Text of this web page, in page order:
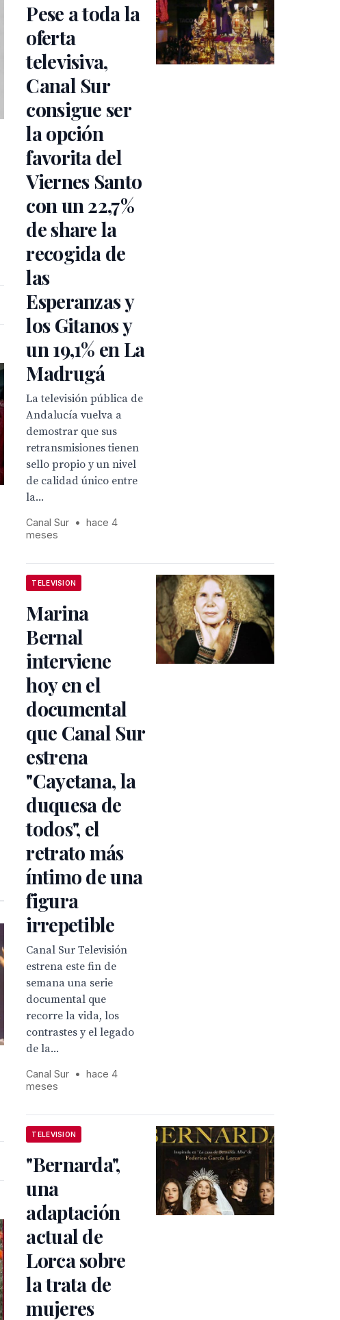
Pese a toda la
oferta
televisiva,
Canal Sur
consigue ser
la opción
favorita del
Viernes Santo
con un 22,7%
de share la
recogida de
las
Esperanzas y
los Gitanos y
un 19,1% en La
Madrugá
La televisión pública de
Andalucía vuelva a
demostrar que sus
retransmisiones tienen
sello propio y un nivel
de calidad único entre
la...
Canal Sur •
hace 4
meses
TELEVISION
Marina
Bernal
interviene
hoy en el
documental
que Canal Sur
estrena
"Cayetana, la
duquesa de
todos", el
retrato más
íntimo de una
figura
irrepetible
Canal Sur Televisión
estrena este fin de
semana una serie
documental que
recorre la vida, los
contrastes y el legado
de la...
Canal Sur •
hace 4
meses
TELEVISION
"Bernarda",
una
adaptación
actual de
Lorca sobre
la trata de
mujeres